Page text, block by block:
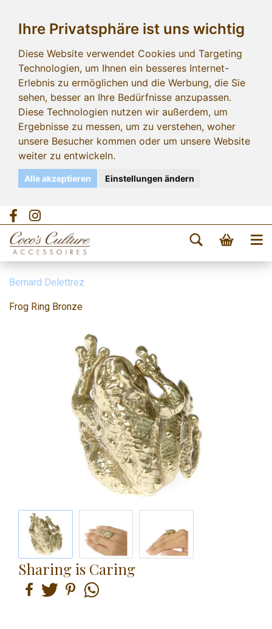
Ihre Privatsphäre ist uns wichtig
Diese Website verwendet Cookies und Targeting
Technologien, um Ihnen ein besseres Internet-
Erlebnis zu ermöglichen und die Werbung, die Sie
sehen, besser an Ihre Bedürfnisse anzupassen.
Diese Technologien nutzen wir außerdem, um
Ergebnisse zu messen, um zu verstehen, woher
unsere Besucher kommen oder um unsere Website
weiter zu entwickeln.
Alle akzeptieren Einstellungen ändern
Bernard Delettrez
Frog Ring Bronze
Sharing is Caring